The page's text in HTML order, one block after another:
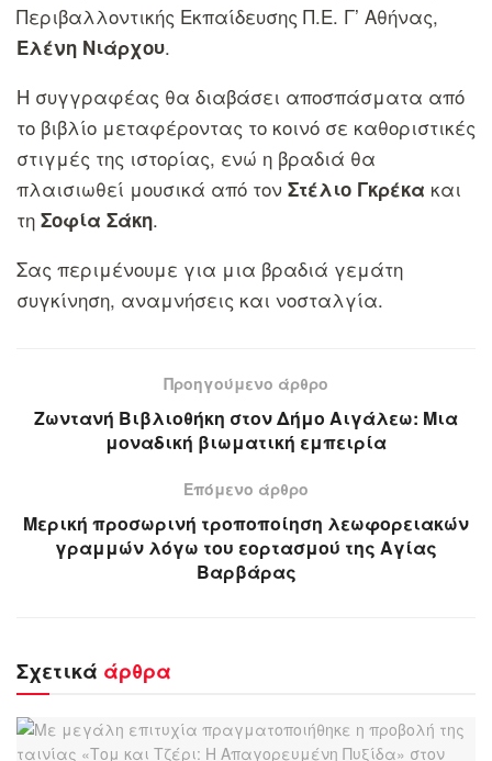
Περιβαλλοντικής Εκπαίδευσης Π.Ε. Γ’ Αθήνας,
Ελένη Νιάρχου.
Η συγγραφέας θα διαβάσει αποσπάσματα από
το βιβλίο μεταφέροντας το κοινό σε καθοριστικές
στιγμές της ιστορίας, ενώ η βραδιά θα
πλαισιωθεί μουσικά από τον Στέλιο Γκρέκα και
τη Σοφία Σάκη.
Σας περιμένουμε για μια βραδιά γεμάτη
συγκίνηση, αναμνήσεις και νοσταλγία.
Προηγούμενο άρθρο
Ζωντανή Βιβλιοθήκη στον Δήμο Αιγάλεω: Μια
μοναδική βιωματική εμπειρία
Επόμενο άρθρο
Μερική προσωρινή τροποποίηση λεωφορειακών
γραμμών λόγω του εορτασμού της Αγίας
Βαρβάρας
Σχετικά άρθρα